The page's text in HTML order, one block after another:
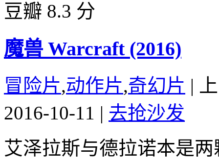
豆瓣 8.3 分
魔兽 Warcraft (2016)
冒险片,动作片,奇幻片 |
2016-10-11 | 去抢沙发
艾泽拉斯与德拉诺本是